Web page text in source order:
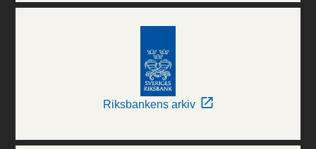
Riksbankens arkiv